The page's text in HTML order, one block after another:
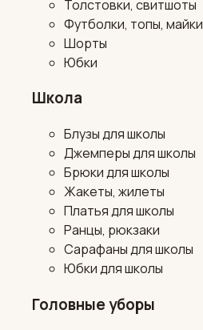
Толстовки, свитшоты
Футболки, топы, майки
Шорты
Юбки
Школа
Блузы для школы
Джемперы для школы
Брюки для школы
Жакеты, жилеты
Платья для школы
Ранцы, рюкзаки
Сарафаны для школы
Юбки для школы
Головные уборы